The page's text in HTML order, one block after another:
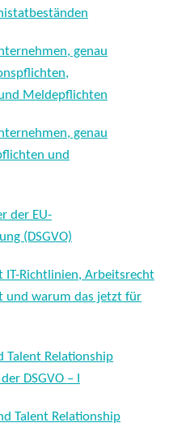
genau
Meldepflichten
genau
und
der EU-
(DSGVO)
IT-Richtlinien, Arbeitsrecht
und warum das jetzt für
Talent Relationship
DSGVO – I
Talent Relationship